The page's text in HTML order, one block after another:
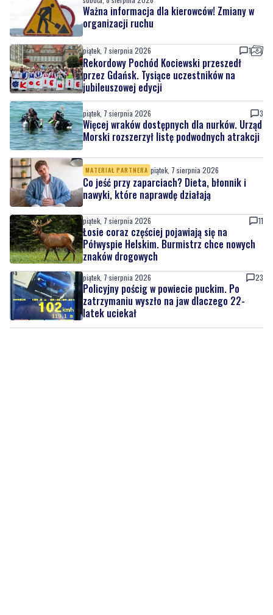
piątek, 7 sierpnia 2026
Rekordowy Pochód Kociewski przeszedł
przez Gdańsk. Tysiące uczestników na
jubileuszowej edycji
piątek, 7 sierpnia 2026
Więcej wraków dostępnych dla nurków. Urząd
Morski rozszerzył listę podwodnych atrakcji
MATERIAŁ PARTNERA piątek, 7 sierpnia 2026
Co jeść przy zaparciach? Dieta, błonnik i
piątek, 7 sierpnia 2026
Łosie coraz częściej pojawiają się na
Półwyspie Helskim. Burmistrz chce nowych
znaków drogowych
piątek, 7 sierpnia 2026
Policyjny pościg w powiecie puckim. Po
zatrzymaniu wyszło na jaw dlaczego 22-
latek uciekał